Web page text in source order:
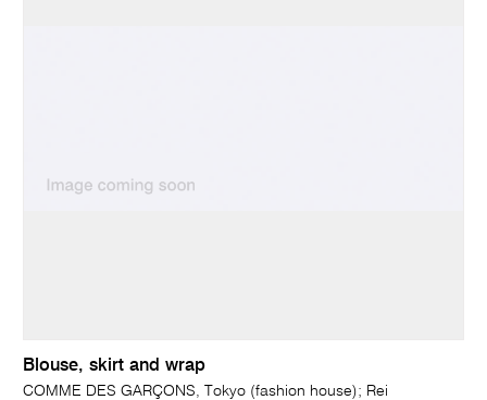
Blouse, skirt and wrap
COMME DES GARÇONS, Tokyo (fashion house); Rei